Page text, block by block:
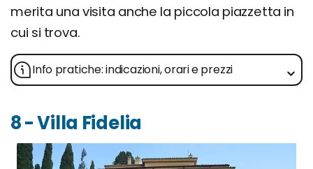
merita una visita anche la piccola piazzetta in
cui si trova.
Info pratiche: indicazioni, orari e prezzi
8 - Villa Fidelia